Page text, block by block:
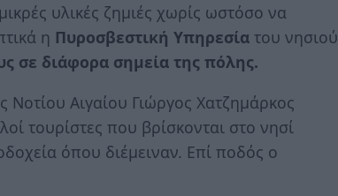
υλικές ζημιές χωρίς ωστόσο να
η Πυροσβεστική Υπηρεσία του νησιού
σε διάφορα σημεία της πόλης.
Αιγαίου Γιώργος Χατζημάρκος
τουρίστες που βρίσκονται στο νησί
όπου διέμειναν. Επί ποδός ο